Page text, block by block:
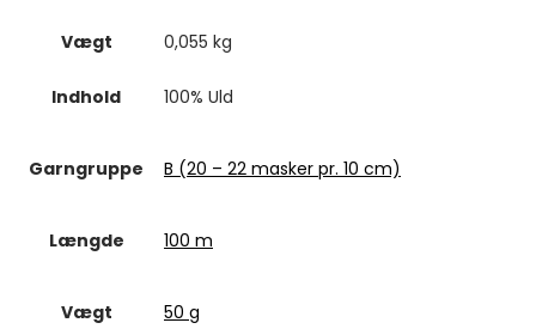
Vægt 0,055 kg
Indhold 100% Uld
Garngruppe B (20 – 22 masker pr. 10 cm)
Længde 100 m
Vægt 50 g